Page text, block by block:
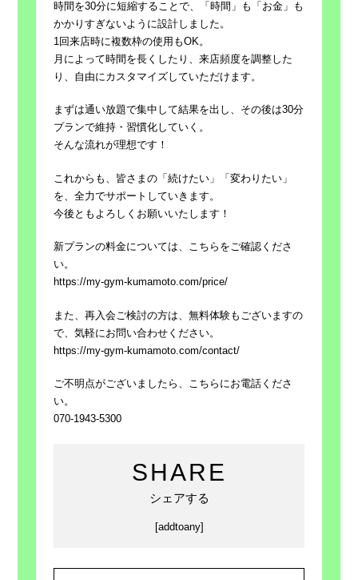
時間を30分に短縮することで、「時間」も「お金」も
かかりすぎないように設計しました。
1回来店時に複数枠の使用もOK。
月によって時間を長くしたり、来店頻度を調整した
り、自由にカスタマイズしていただけます。
まずは通い放題で集中して結果を出し、その後は30分
プランで維持・習慣化していく。
そんな流れが理想です！
これからも、皆さまの「続けたい」「変わりたい」
を、全力でサポートしていきます。
今後ともよろしくお願いいたします！
新プランの料金については、こちらをご確認くださ
い。
https://my-gym-kumamoto.com/price/
また、再入会ご検討の方は、無料体験もございますの
で、気軽にお問い合わせください。
https://my-gym-kumamoto.com/contact/
ご不明点がございましたら、こちらにお電話くださ
い。
070-1943-5300
SHARE
シェアする
[addtoany]